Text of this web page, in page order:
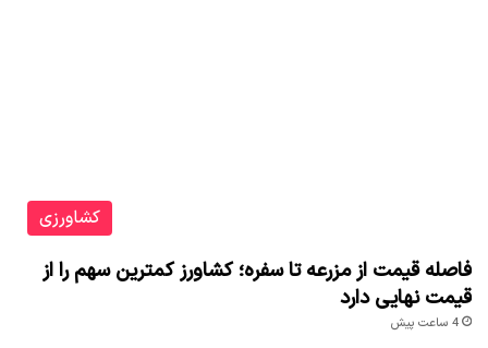
کشاورزی
فاصله قیمت از مزرعه تا سفره؛ کشاورز کمترین سهم را از
قیمت نهایی دارد
4 ساعت پیش